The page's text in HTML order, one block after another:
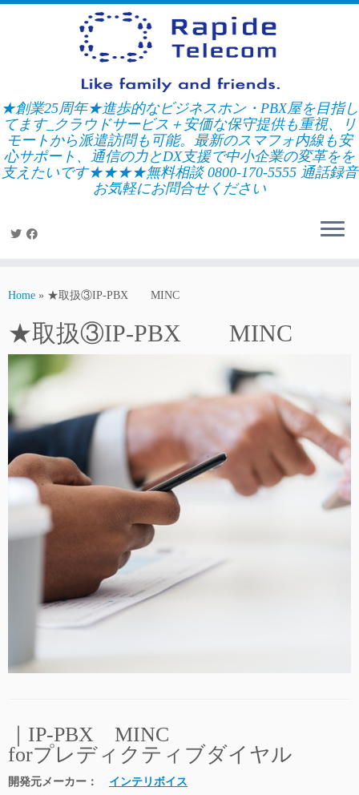
Skip
★創業25周年★進歩的なビジネスホン・PBX屋を目指し
てます_クラウドサービス＋安価な保守提供も重視、リ
モートから派遣訪問も可能。最新のスマフォ内線も安
心サポート、通信の力とDX支援で中小企業の変革をを
支えたいです★★★★無料相談 0800-170-5555 通話録音
お気軽にお問合せください
Home » ★取扱③IP-PBX MINC
★取扱③IP-PBX MINC
｜IP-PBX MINC
forプレディクティブダイヤル
開発元メーカー： インテリボイス